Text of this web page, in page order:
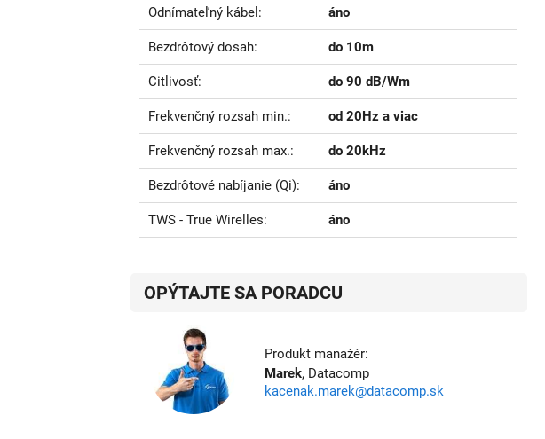
Odnímateľný kábel áno
Bezdrôtový dosah do 10m
Citlivosť do 90 dB/Wm
Frekvenčný rozsah min. od 20Hz a viac
Frekvenčný rozsah max. do 20kHz
Bezdrôtové nabíjanie (Qi) áno
TWS - True Wirelles áno
OPÝTAJTE SA PORADCU
Produkt manažér:
Marek, Datacomp
kacenak.marek@datacomp.sk